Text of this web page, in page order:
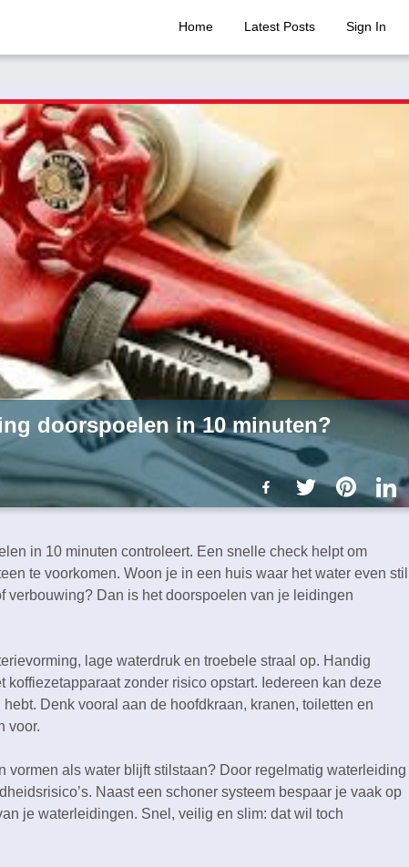
Home Latest Posts Sign In
doorspoelen in 10 minuten?
in 10 minuten controleert.​ Een snelle check helpt om
te voorkomen.​ Woon je in een huis waar het water even stil
verbouwing? Dan is het doorspoelen van je leidingen
lage waterdruk en troebele straal op.​ Handig
zonder risico opstart.​ Iedereen kan deze
Denk vooral aan de hoofdkraan, kranen, toiletten en
voor.​
als water blijft stilstaan? Door regelmatig waterleiding
Naast een schoner systeem bespaar je vaak op
je waterleidingen.​ Snel, veilig en slim: dat wil toch